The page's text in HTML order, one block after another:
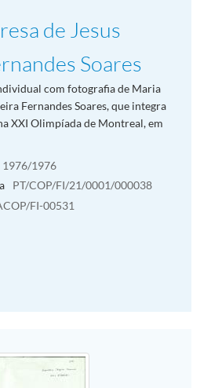
de Jesus
Soares
com fotografia de Maria
Fernandes Soares, que integra
XXI Olimpíada de Montreal, em
1976/1976
PT/COP/FI/21/0001/000038
FI-00531